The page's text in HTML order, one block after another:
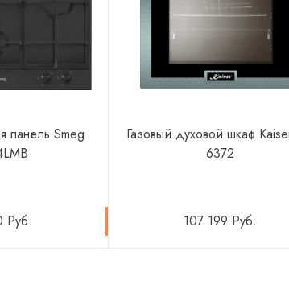
панель Smeg
Руб.
Газовый духовой шкаф
6372
107 199 Руб.